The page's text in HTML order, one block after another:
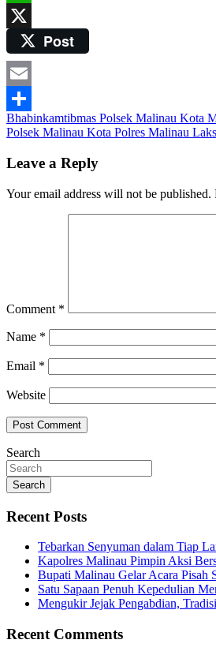
WhatsApp
Post
Email
Share
Post
navigation
Bhabinkamtibmas Polsek Malinau Kota
Polsek Malinau Kota Polres Malinau
Leave a Reply
Your email address will not be published.
Comment *
Name *
Email *
Website
Search
Search
Recent Posts
Tebarkan Senyuman dalam Tiap
Kapolres Malinau Pimpin Aksi
Bupati Malinau Gelar Acara Pisah
Satu Sapaan Penuh Kepedulian
Mengukir Jejak Pengabdian,
Recent Comments